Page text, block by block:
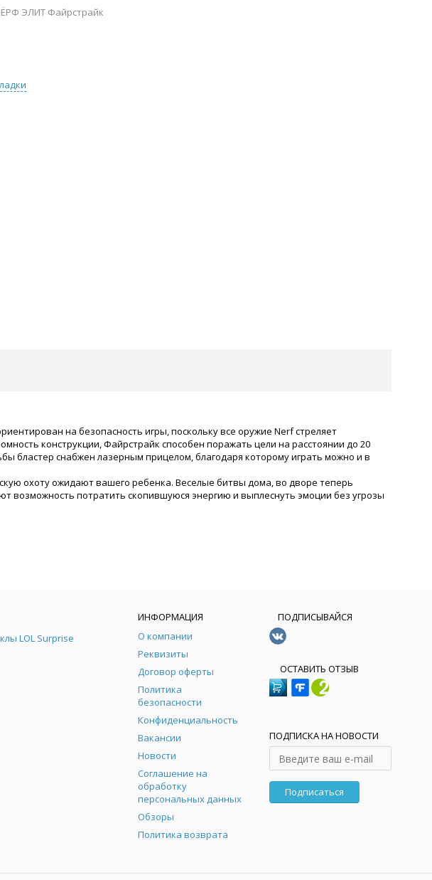
ЭЛИТ Файрстрайк
на безопасность игры, поскольку все оружие Nerf стреляет
конструкции, Файрстрайк способен поражать цели на расстоянии до 20
бластер снабжен лазерным прицелом, благодаря которому играть можно и в
охоту ожидают вашего ребенка. Веселые битвы дома, во дворе теперь
возможность потратить скопившуюся энергию и выплеснуть эмоции без угрозы
LOL Surprise
ИНФОРМАЦИЯ
О компании
Реквизиты
Договор оферты
Политика
безопасности
Конфиденциальность
Вакансии
Новости
Соглашение на
обработку
персональных данных
Обзоры
Политика возврата
ПОДПИСЫВАЙСЯ
ОСТАВИТЬ ОТЗЫВ
ПОДПИСКА НА НОВОСТИ
Подписаться